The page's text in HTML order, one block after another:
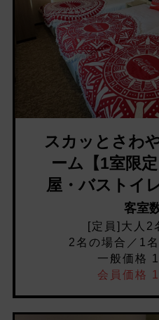
スカッとさわ
ーム【1室限
屋・バストイ
客室
[定員]大人2
2名の場合／1
一般価格
会員価格